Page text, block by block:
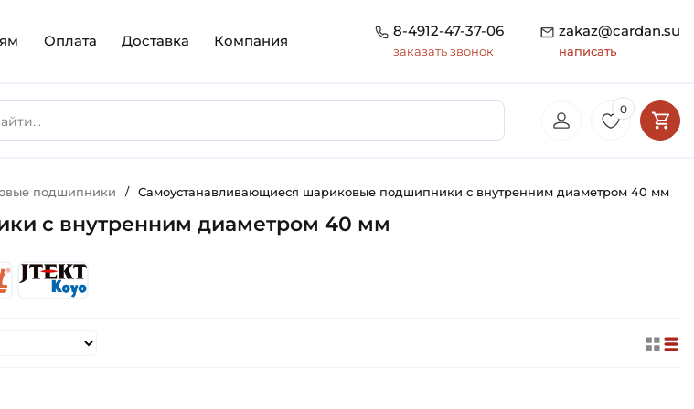
Оплата Доставка Компания
8-4912-47-37-06
заказать звонок
zakaz@cardan.su
написать
0
подшипники / Самоустанавливающиеся шариковые подшипники с внутренним диаметром 40 мм
с внутренним диаметром 40 мм